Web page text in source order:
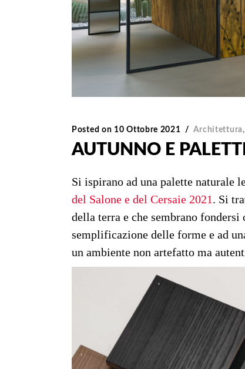
Posted on 10 Ottobre 2021 Architettura
AUTUNNO E
Si ispirano ad una palette naturale
del Salone e del Cersaie 2021. Si
della terra e che sembrano
semplificazione delle forme e ad
un ambiente non artefatto ma